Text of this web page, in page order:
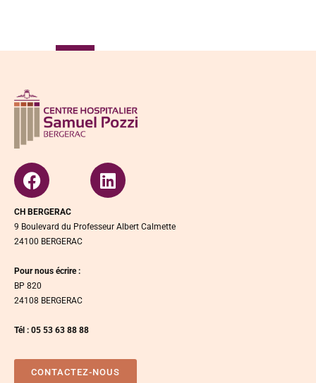
CH BERGERAC
9 Boulevard du Professeur Albert Calmette
24100 BERGERAC
Pour nous écrire :
BP 820
24108 BERGERAC
Tél : 05 53 63 88 88
CONTACTEZ-NOUS